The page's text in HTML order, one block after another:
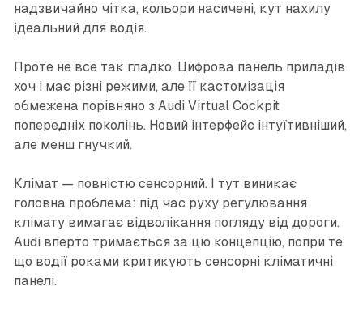
надзвичайно чітка, кольори насичені, кут нахилу
ідеальний для водія.
Проте не все так гладко. Цифрова панель приладів
хоч і має різні режими, але її кастомізація
обмежена порівняно з Audi Virtual Cockpit
попередніх поколінь. Новий інтерфейс інтуїтивніший,
але менш гнучкий.
Клімат — повністю сенсорний. І тут виникає
головна проблема: під час руху регулювання
клімату вимагає відволікання погляду від дороги.
Audi вперто тримається за цю концепцію, попри те
що водії роками критикують сенсорні кліматичні
панелі.